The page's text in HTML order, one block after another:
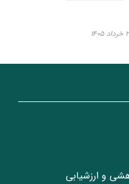
و ارزشیابی